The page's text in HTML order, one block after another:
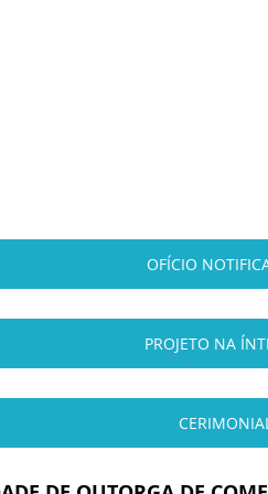
OFÍCIO
PROJETO NA